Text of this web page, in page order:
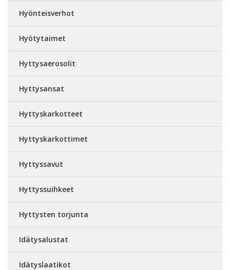
Hyönteisverhot
Hyötytaimet
Hyttysaerosolit
Hyttysansat
Hyttyskarkotteet
Hyttyskarkottimet
Hyttyssavut
Hyttyssuihkeet
Hyttysten torjunta
Idätysalustat
Idätyslaatikot